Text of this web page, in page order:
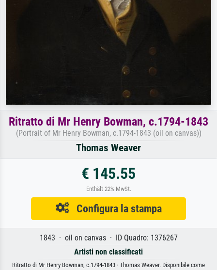
Ritratto di Mr Henry Bowman, c.1794-1843
(Portrait of Mr Henry Bowman, c.1794-1843 (oil on canvas))
Thomas Weaver
€ 145.55
Enthält 22% MwSt.
Configura la stampa
1843 · oil on canvas · ID Quadro: 1376267
Artisti non classificati
Ritratto di Mr Henry Bowman, c.1794-1843 · Thomas Weaver. Disponibile come